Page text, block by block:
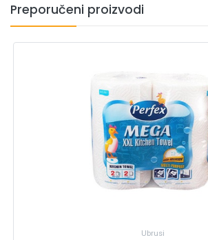
Preporučeni proizvodi
Ubrusi